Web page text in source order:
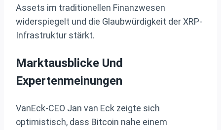
Assets im traditionellen Finanzwesen
widerspiegelt und die Glaubwürdigkeit der XRP-
Infrastruktur stärkt.
Marktausblicke Und
Expertenmeinungen
VanEck-CEO Jan van Eck zeigte sich
optimistisch, dass Bitcoin nahe einem